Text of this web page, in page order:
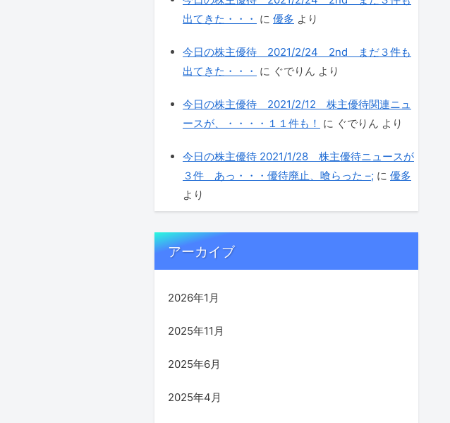
出てきた・・・ に 優多 より
今日の株主優待 2021/2/24 2nd まだ３件も
出てきた・・・ に ぐでりん より
今日の株主優待 2021/2/12 株主優待関連ニュ
ースが、・・・・１１件も！ に ぐでりん より
今日の株主優待 2021/1/28 株主優待ニュースが
３件 あっ・・・優待廃止、喰らった –; に 優多
より
アーカイブ
2026年1月
2025年11月
2025年6月
2025年4月